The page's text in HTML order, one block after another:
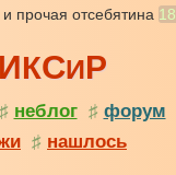
прочая отсебятина
ИКСИР
♯ неблог ♯ форум
♯ нашлось